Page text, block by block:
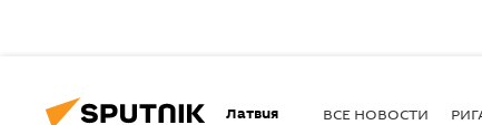
Латвия ВСЕ НОВОСТИ